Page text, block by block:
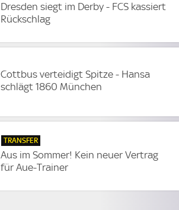
Dresden siegt im Derby - FCS kassiert
Rückschlag
Cottbus verteidigt Spitze - Hansa
schlägt 1860 München
TRANSFER
Aus im Sommer! Kein neuer Vertrag
für Aue-Trainer